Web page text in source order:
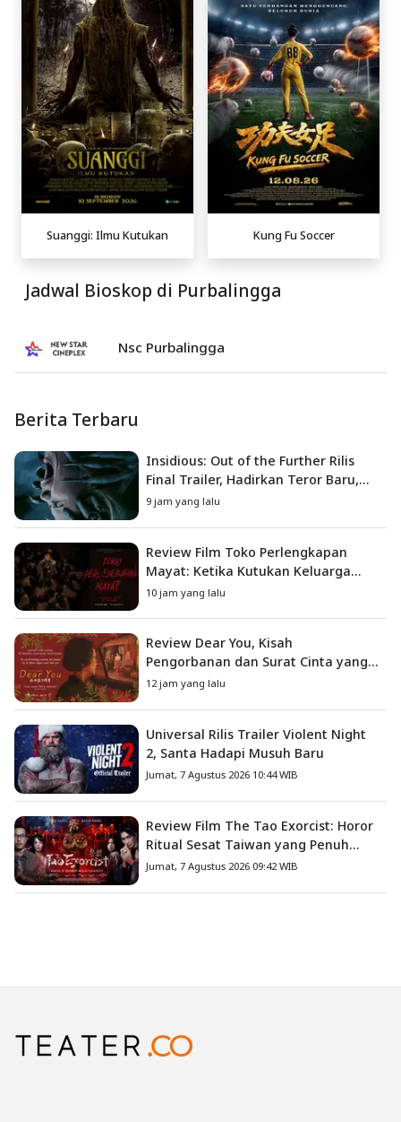
Suanggi: Ilmu Kutukan Kung Fu Soccer
Jadwal Bioskop di Purbalingga
Nsc Purbalingga
Berita Terbaru
Insidious: Out of the Further Rilis
Final Trailer, Hadirkan Teror Baru,
Iblis Kini Masuk ke Dunia Manusia
9 jam yang lalu
Review Film Toko Perlengkapan
Mayat: Ketika Kutukan Keluarga
Menjadi Sumber Teror yang
10 jam yang lalu
Review Dear You, Kisah
Pengorbanan dan Surat Cinta yang
Menyentuh Hati
12 jam yang lalu
Universal Rilis Trailer Violent Night
2, Santa Hadapi Musuh Baru
Jumat, 7 Agustus 2026 10:44 WIB
Review Film The Tao Exorcist: Horor
Ritual Sesat Taiwan yang Penuh
Misteri dan Teror Psikologis
Jumat, 7 Agustus 2026 09:42 WIB